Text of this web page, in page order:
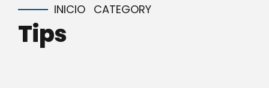
INICIO CATEGORY
Tips